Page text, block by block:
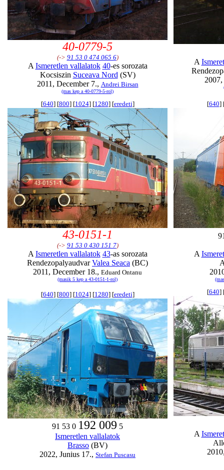
40-0779-5
(-> 91 53 0 474 065 6)
A Ismeretlen vallalatok 40-es sorozata
Kocsiszin Suceava Nord (SV)
2011, December 7., Andrei Birsan
(mas kep a 40-0779-5-rol)
A
[640] [800] [1024] [1280] [eredeti]
43-0151-1
(-> 91 53 0 430 151 7)
A Ismeretlen vallalatok 43-as sorozata
RendezopalyaudvarValea Seaca (BC)
2011, December 18., Eduard Ontanu
(masik 5 kep a 43-0151-1-rol)
[640]
A
[640] [800] [1024] [1280] [eredeti]
91 53 0 192 009 5
Ismeretlen vallalatok
Brasso (BV)
2022, Junius 17., Stefan Puscasu
[640]
A